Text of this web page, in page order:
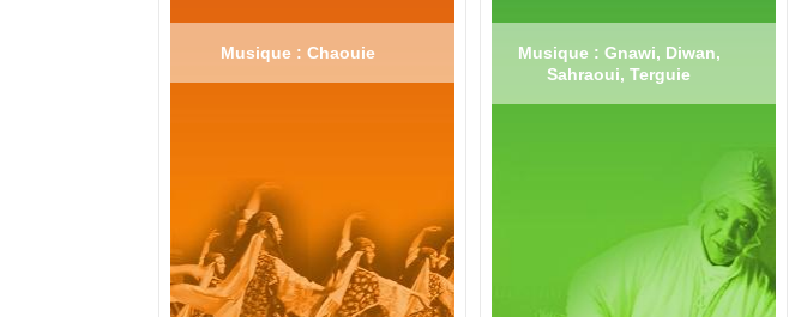
Musique : Chaouie
Musique : Gnawi, Diwan,
Sahraoui, Terguie